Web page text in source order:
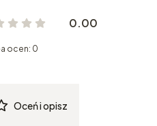
0.00
ocen: 0
Oceń i opisz